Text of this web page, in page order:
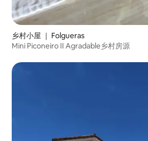
乡村小屋 ｜ Folgueras
Mini Piconeiro II Agradable乡村房源